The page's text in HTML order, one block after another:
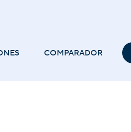
COMPARADOR